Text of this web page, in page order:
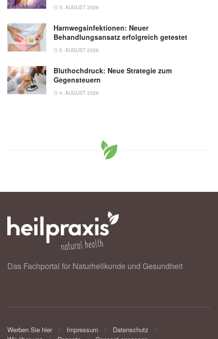
5. AUGUST 2026
Harnwegsinfektionen: Neuer
Behandlungsansatz erfolgreich getestet
5. AUGUST 2026
Bluthochdruck: Neue Strategie zum
Gegensteuern
4. AUGUST 2026
Das Fachportal für Naturheilkunde und Gesundheit
Werben Sie hier Impressum
Datenschutz